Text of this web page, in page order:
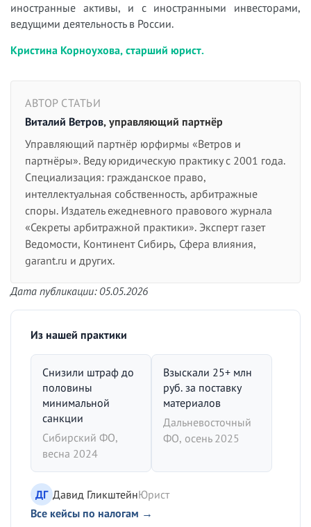
иностранные активы, и с иностранными инвесторами,
ведущими деятельность в России.
Кристина Корноухова, старший юрист.
АВТОР СТАТЬИ
Виталий Ветров, управляющий партнёр
Управляющий партнёр юрфирмы «Ветров и
партнёры». Веду юридическую практику с 2001 года.
Специализация: гражданское право,
интеллектуальная собственность, арбитражные
споры. Издатель ежедневного правового журнала
«Секреты арбитражной практики». Эксперт газет
Ведомости, Континент Сибирь, Сфера влияния,
garant.ru и других.
Дата публикации: 05.05.2026
Из нашей практики
Снизили штраф до
половины
минимальной
санкции
Сибирский ФО,
весна 2024
Взыскали 25+ млн
руб. за поставку
материалов
Дальневосточный
ФО, осень 2025
ДГ Давид ГликштейнЮрист
Все кейсы по налогам →